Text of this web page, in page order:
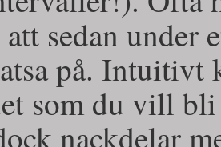
sedan under
på. Intuitivt
som du vill
nackdelar